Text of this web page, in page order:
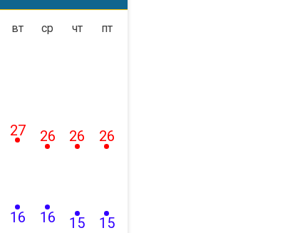
вт
16
27
ср
16
26
чт
15
26
пт
15
26